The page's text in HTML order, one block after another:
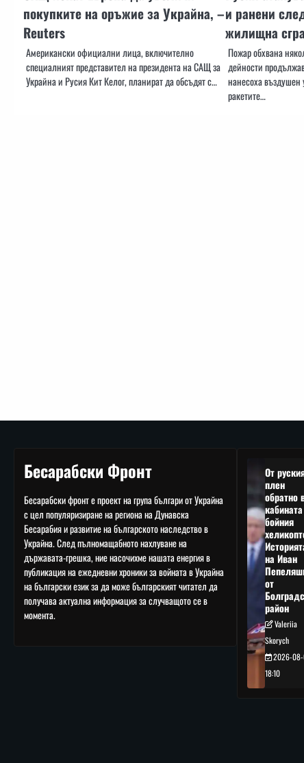
покупките на оръжие за Украйна, –
Reuters
Американски официални лица, включително
специалният представител на президента на САЩ за
Украйна и Русия Кит Келог, планират да обсъдят с…
и ранени
жилищна
Пожар обхвана
дейности
нанесоха въздушен
ракетите…
Бесарабски Фронт
Бесарабски фронт е проект на група българи от Украйна
с цел популяризиране на региона на Дунавска
Бесарабия и развитие на българското наследство в
Украйна. След пълномащабното нахлуване на
държавата-грешка, ние насочихме нашата енергия в
публикация на ежедневни хроники за войната в Украйна
на български език за да може българският читател да
получава актуална информация за случващото се в
момента.
От
плен
обратно
бойния
на Иван
от
район
Valeriia
Skorych
2026-
18:10